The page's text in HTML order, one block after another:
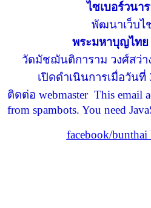
ไซเบอร์วนา
พัฒนาเว็บไ
พระมหาบุญไท
วัดมัชฌันติการาม วงศ์สว่า
เปิดดำเนินการเมื่อวัน
ติดต่อ webmaster This email
from spambots. You need
facebook/bunthai